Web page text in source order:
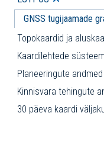
GNSS tugijaamade
Topokaardid ja
Kaardilehtede
Planeeringute andmed
Kinnisvara tehingute
30 päeva kaardi